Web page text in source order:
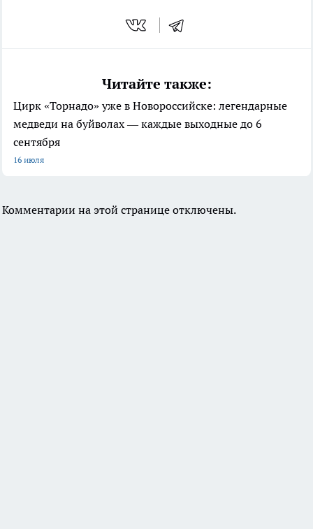
Читайте также:
Цирк «Торнадо» уже в Новороссийске: легендарные
медведи на буйволах — каждые выходные до 6
сентября
16 июля
Комментарии на этой странице отключены.